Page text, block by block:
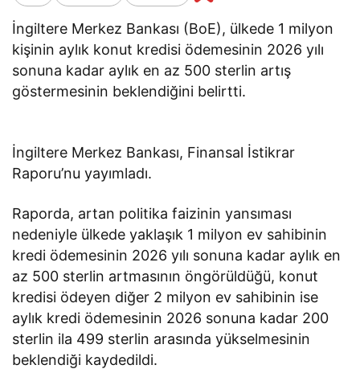
İngiltere Merkez Bankası (BoE), ülkede 1 milyon
kişinin aylık konut kredisi ödemesinin 2026 yılı
sonuna kadar aylık en az 500 sterlin artış
göstermesinin beklendiğini belirtti.
İngiltere Merkez Bankası, Finansal İstikrar
Raporu’nu yayımladı.
Raporda, artan politika faizinin yansıması
nedeniyle ülkede yaklaşık 1 milyon ev sahibinin
kredi ödemesinin 2026 yılı sonuna kadar aylık en
az 500 sterlin artmasının öngörüldüğü, konut
kredisi ödeyen diğer 2 milyon ev sahibinin ise
aylık kredi ödemesinin 2026 sonuna kadar 200
sterlin ila 499 sterlin arasında yükselmesinin
beklendiği kaydedildi.